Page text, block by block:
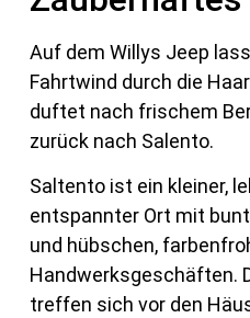
Auf dem Willys Jeep
Fahrtwind durch die
duftet nach frischem
zurück nach Salento.
Saltento ist ein kleiner,
entspannter Ort mit
und hübschen,
Handwerksgeschäften.
treffen sich vor den